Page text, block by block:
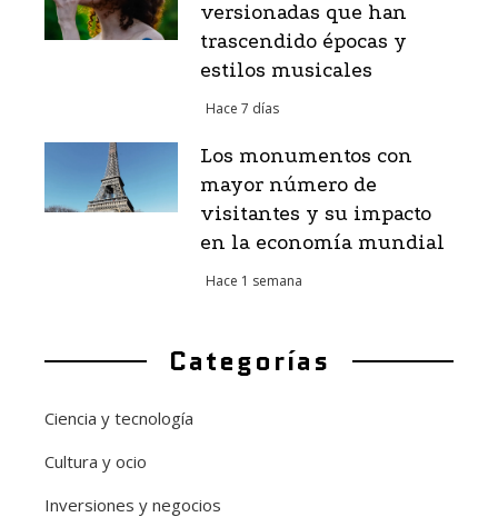
versionadas que han
trascendido épocas y
estilos musicales
Hace 7 días
Los monumentos con
mayor número de
visitantes y su impacto
en la economía mundial
Hace 1 semana
Categorías
Ciencia y tecnología
Cultura y ocio
Inversiones y negocios